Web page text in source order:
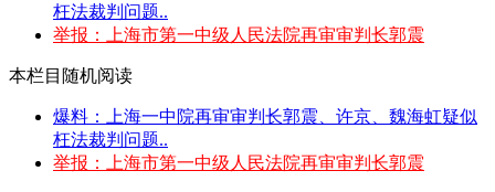
枉法裁判问题..
举报：上海市第一中级人民法院再审审判长郭震
本栏目随机阅读
爆料：上海一中院再审审判长郭震、许京、魏海虹疑似
枉法裁判问题..
举报：上海市第一中级人民法院再审审判长郭震